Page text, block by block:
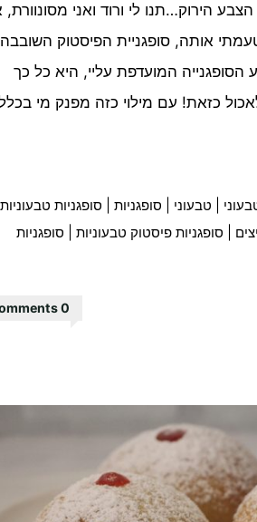
הירוק…תנו לי ורוד ואני
אותה, סופגניית הפיסטוק השובבה
המועדפת עליי, היא כל כך
כזאת! עם מילוי כזה מפנק מי
טבעוני סופגניות| סופגניות טבעוניות|
סופגניות פיסטוק טבעוניות| סופגניות
0 Comments